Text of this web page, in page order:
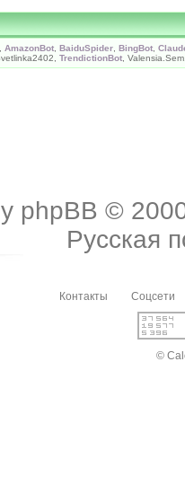
AmazonBot BaiduSpider BingBot
TrendictionBot ,
phpBB ©
Русская
Контакты Соцсети
©